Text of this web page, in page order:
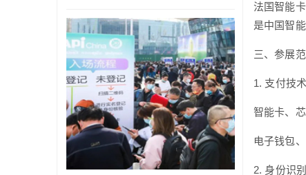
法国智能
是中国智
三、参展
1. 支付技术
智能卡、
电子钱包
2. 身份识